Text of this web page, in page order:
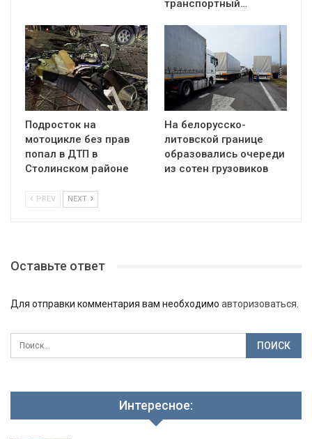
транспортный…
Подросток на
мотоцикле без прав
попал в ДТП в
Столинском районе
На белорусско-
литовской границе
образовались очереди
из сотен грузовиков
PREV NEXT
Оставьте ответ
Для отправки комментария вам необходимо авторизоваться.
Интересное: